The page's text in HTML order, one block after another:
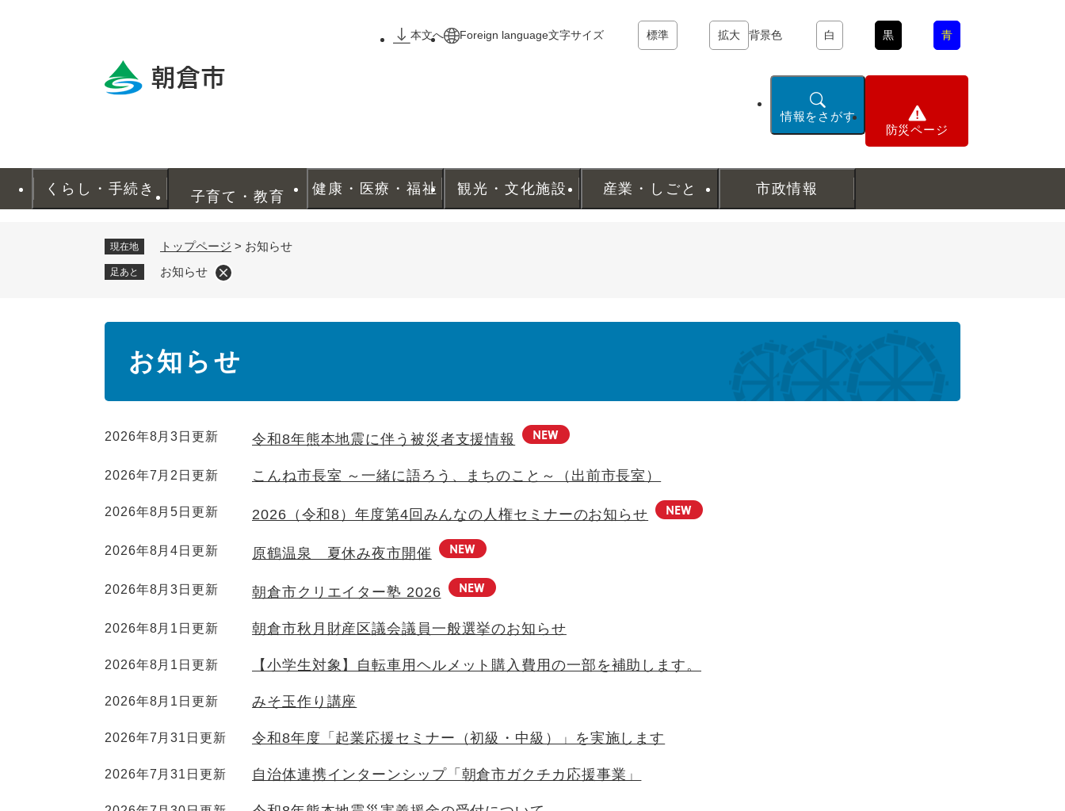
本文へ
Foreign language文字サイズ 標準 拡大 背景色 白 黒 青
情報をさがす
防災ページ
くらし・手続き 子育て・教育 健康・医療・福祉 観光・文化施設 産業・しごと 市政情報
現在地 トップページ > お知らせ
足あと お知らせ
お知らせ
2026年8月3日更新 令和8年熊本地震に伴う被災者支援情報
2026年7月2日更新 こんね市長室 ～一緒に語ろう、まちのこと～（出前市長室）
2026年8月5日更新 2026（令和8）年度第4回みんなの人権セミナーのお知らせ
2026年8月4日更新 原鶴温泉 夏休み夜市開催
2026年8月3日更新 朝倉市クリエイター塾 2026
2026年8月1日更新 朝倉市秋月財産区議会議員一般選挙のお知らせ
2026年8月1日更新 【小学生対象】自転車用ヘルメット購入費用の一部を補助します。
2026年8月1日更新 みそ玉作り講座
2026年7月31日更新 令和8年度「起業応援セミナー（初級・中級）」を実施します
2026年7月31日更新 自治体連携インターンシップ「朝倉市ガクチカ応援事業」